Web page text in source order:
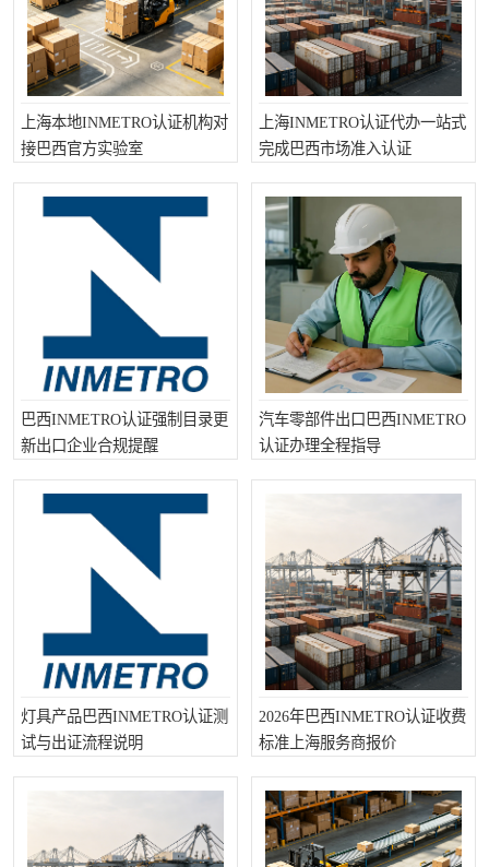
上海本地INMETRO认证机构对
接巴西官方实验室
上海INMETRO认证代办一站式
完成巴西市场准入认证
巴西INMETRO认证强制目录更
新出口企业合规提醒
汽车零部件出口巴西INMETRO
认证办理全程指导
灯具产品巴西INMETRO认证测
试与出证流程说明
2026年巴西INMETRO认证收费
标准上海服务商报价